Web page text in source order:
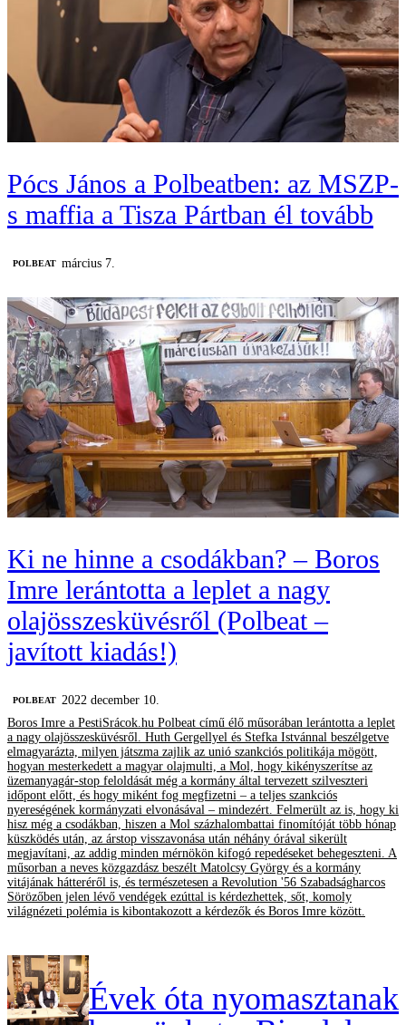
Pócs János a Polbeatben: az MSZP-
s maffia a Tisza Pártban él tovább
‎POLBEAT március 7.
Ki ne hinne a csodákban? – Boros
Imre lerántotta a leplet a nagy
olajösszesküvésről (Polbeat –
javított kiadás!)
‎POLBEAT 2022 december 10.
Boros Imre a PestiSrácok.hu Polbeat című élő műsorában lerántotta a leplet
a nagy olajösszesküvésről. Huth Gergellyel és Stefka Istvánnal beszélgetve
elmagyarázta, milyen játszma zajlik az unió szankciós politikája mögött,
hogyan mesterkedett a magyar olajmulti, a Mol, hogy kikényszerítse az
üzemanyagár-stop feloldását még a kormány által tervezett szilveszteri
időpont előtt, és hogy miként fog megfizetni – a teljes szankciós
nyereségének kormányzati elvonásával – mindezért. Felmerült az is, hogy ki
hisz még a csodákban, hiszen a Mol százhalombattai finomítóját több hónap
küszködés után, az árstop visszavonása után néhány órával sikerült
megjavítani, az addig minden mérnökön kifogó repedéseket behegeszteni. A
műsorban a neves közgazdász beszélt Matolcsy György és a kormány
vitájának hátteréről is, és természetesen a Revolution '56 Szabadságharcos
Sörözőben jelen lévő vendégek ezúttal is kérdezhettek, sőt, komoly
világnézeti polémia is kibontakozott a kérdezők és Boros Imre között.
Évek óta nyomasztanak